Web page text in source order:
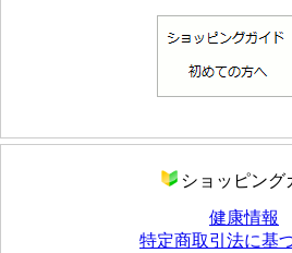
ショッピング
健康情報
特定商取引法に基